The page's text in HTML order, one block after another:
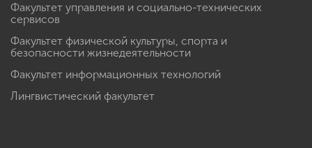
Факультет управления и социально-технических
сервисов
Факультет физической культуры, спорта и
безопасности жизнедеятельности
Факультет информационных технологий
Лингвистический факультет